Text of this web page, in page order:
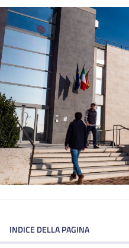
INDICE DELLA PAGINA